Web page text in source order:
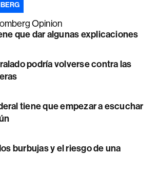
Opinion
que dar algunas explicaciones
podría volverse contra las
tiene que empezar a escuchar
burbujas y el riesgo de una